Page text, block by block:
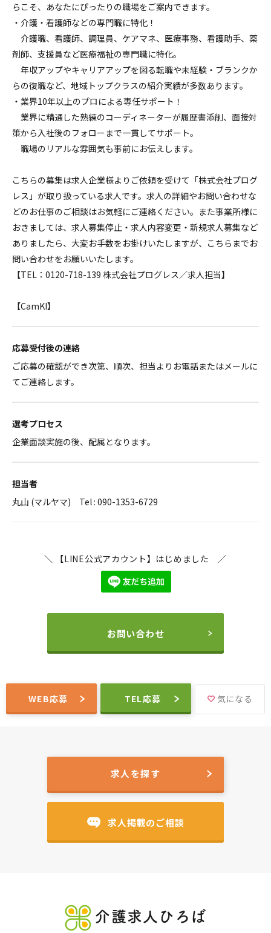
らこそ、あなたにぴったりの職場をご案内できます。
・介護・看護師などの専門職に特化！
介護職、看護師、調理員、ケアマネ、医療事務、看護助手、薬
剤師、支援員など医療福祉の専門職に特化。
年収アップやキャリアアップを図る転職や未経験・ブランクか
らの復職など、地域トップクラスの紹介実績が多数あります。
・業界10年以上のプロによる専任サポート！
業界に精通した熟練のコーディネーターが履歴書添削、面接対
策から入社後のフォローまで一貫してサポート。
職場のリアルな雰囲気も事前にお伝えします。
こちらの募集は求人企業様よりご依頼を受けて「株式会社プログ
レス」が取り扱っている求人です。求人の詳細やお問い合わせな
どのお仕事のご相談はお気軽にご連絡ください。また事業所様に
おきましては、求人募集停止・求人内容変更・新規求人募集など
ありましたら、大変お手数をお掛けいたしますが、こちらまでお
問い合わせをお願いいたします。
【TEL：0120-718-139 株式会社プログレス／求人担当】
【CamKI】
応募受付後の連絡
ご応募の確認ができ次第、順次、担当よりお電話またはメールに
てご連絡します。
選考プロセス
企業面談実施の後、配属となります。
担当者
丸山 (マルヤマ) Tel : 090-1353-6729
＼ 【LINE公式アカウント】はじめました ／
お問い合わせ
WEB応募 TEL応募 気になる
求人を探す
求人掲載のご相談
介護求人ひろば